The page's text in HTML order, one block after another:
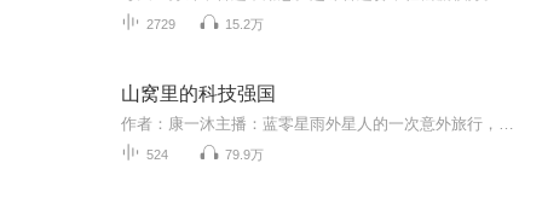
2729 15.2万
山窝里的科技强国
524 79.9万